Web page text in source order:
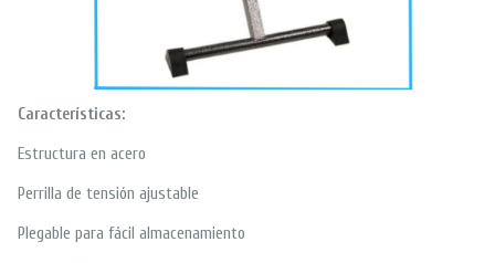
Características:
Estructura en acero
Perrilla de tensión ajustable
Plegable para fácil almacenamiento